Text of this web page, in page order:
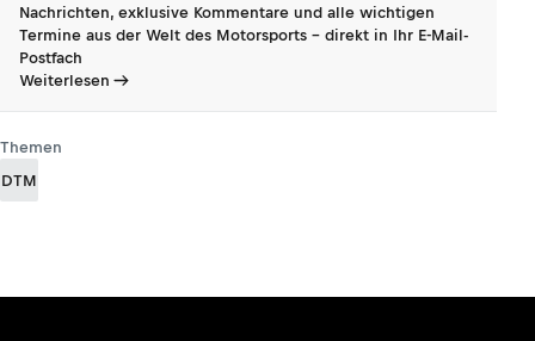
Nachrichten, exklusive Kommentare und alle wichtigen
Termine aus der Welt des Motorsports - direkt in Ihr E-Mail-
Postfach
Weiterlesen
Themen
DTM